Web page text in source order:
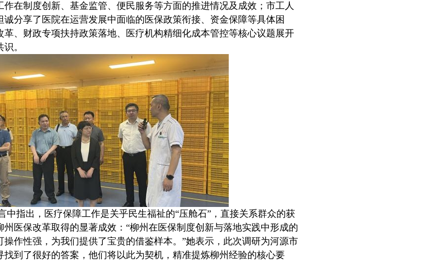
在制度创新、基金监管、便民服务等方面的推进情况及成效；市工人
诚分享了医院在运营发展中面临的医保政策衔接、资金保障等具体困
、财政专项扶持政策落地、医疗机构精细化成本管控等核心议题展开
。
中指出，医疗保障工作是关乎民生福祉的“压舱石”，直接关系群众的获
医保改革取得的显著成效：“柳州在医保制度创新与落地实践中形成的
操作性强，为我们提供了宝贵的借鉴样本。”她表示，此次调研为河源市
找到了很好的答案，他们将以此为契机，精准提炼柳州经验的核心要